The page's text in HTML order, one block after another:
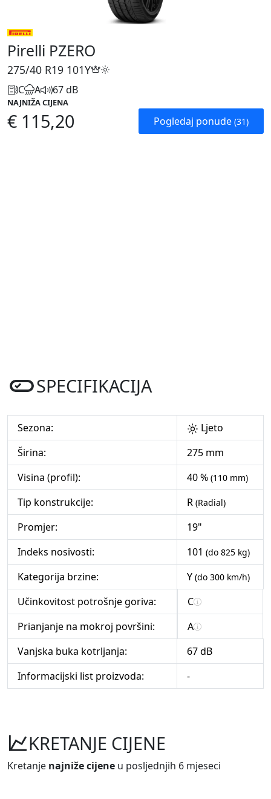
Pirelli PZERO
275/40 R19 101Y
C A 67 dB
NAJNIŽA CIJENA
€ 115,20 Pogledaj ponude (31)
SPECIFIKACIJA
Sezona:
Ljeto
Širina:
275 mm
Visina (profil):
40 % (110 mm)
Tip konstrukcije: R (Radial)
Promjer:
19"
Indeks nosivosti:
101 (do 825 kg)
Kategorija brzine: Y (do 300 km/h)
Učinkovitost potrošnje goriva:
C
Prianjanje na mokroj površini:
A
Vanjska buka kotrljanja:
67 dB
Informacijski list proizvoda:
-
KRETANJE CIJENE
Kretanje najniže cijene u posljednjih 6 mjeseci